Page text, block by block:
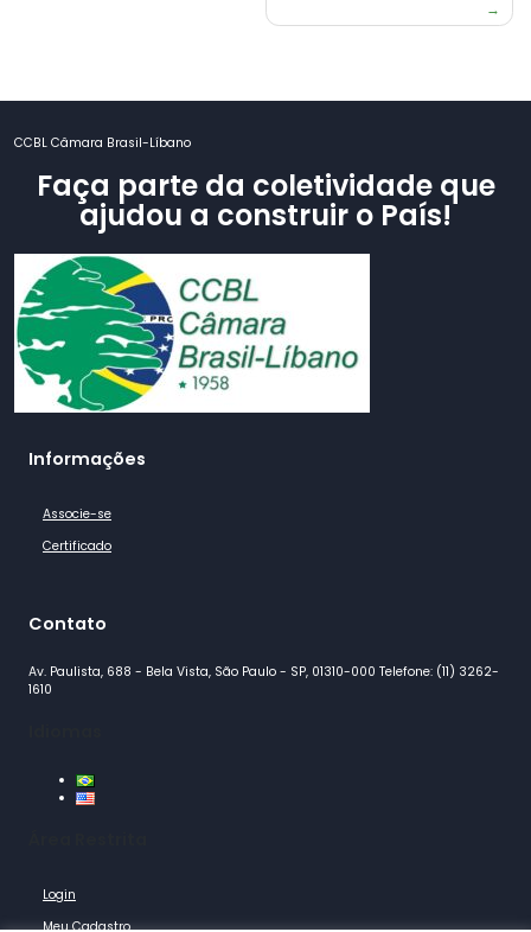
CCBL Câmara Brasil-Líbano
Faça parte da coletividade que
ajudou a construir o País!
Informações
Associe-se
Certificado
Contato
Av. Paulista, 688 - Bela Vista, São Paulo - SP, 01310-000 Telefone: (11) 3262-
1610
Login
Meu Cadastro